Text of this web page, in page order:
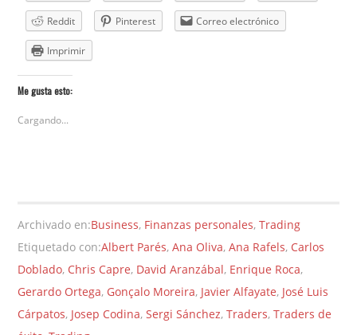
Reddit Pinterest Correo electrónico
Imprimir
Me gusta esto:
Cargando...
Archivado en:Business, Finanzas personales,Trading
Etiquetado con:Albert Parés,Ana Oliva,Ana Rafels, Carlos
Doblado, Chris Capre, David Aranzábal, Enrique Roca,
Gerardo Ortega, Gonçalo Moreira, Javier Alfayate, José Luis
Cárpatos, Josep Codina,Sergi Sánchez,Traders,Traders de